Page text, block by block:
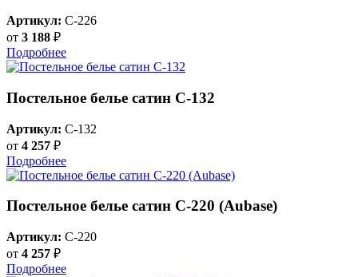
Артикул: C-226
от 3 188 ₽
Подробнее
Постельное белье сатин С-132
Артикул: C-132
от 4 257 ₽
Подробнее
Постельное белье сатин С-220 (Aubase)
Артикул: C-220
от 4 257 ₽
Подробнее